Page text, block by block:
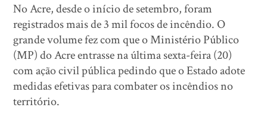
No Acre, desde o início de setembro, foram
registrados mais de 3 mil focos de incêndio. O
grande volume fez com que o Ministério Público
(MP) do Acre entrasse na última sexta-feira (20)
com ação civil pública pedindo que o Estado adote
medidas efetivas para combater os incêndios no
território.